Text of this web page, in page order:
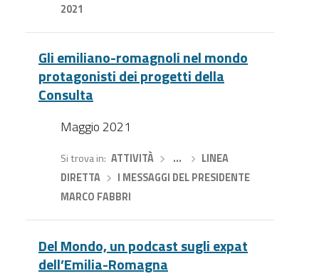
2021
Gli emiliano-romagnoli nel mondo
protagonisti dei progetti della
Consulta
Maggio 2021
Si trova in ATTIVITÀ› …
LINEA
DIRETTA›
I MESSAGGI DEL PRESIDENTE
MARCO FABBRI
Del Mondo, un podcast sugli expat
dell’Emilia-Romagna